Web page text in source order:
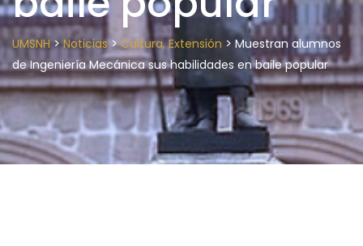
UMSNH>Noticias>Cultura, Extensión > Muestran alumnos
de Ingeniería Mecánica sus habilidades en baile popular